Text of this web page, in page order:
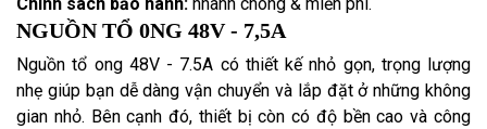
Chính sách bảo hành: nhanh chóng & miễn phí.
NGUỒN TỔ 0NG 48V - 7,5A
Nguồn tổ ong 48V - 7.5A có thiết kế nhỏ gọn, trọng lượng
nhẹ giúp bạn dễ dàng vận chuyển và lắp đặt ở những không
gian nhỏ. Bên cạnh đó, thiết bị còn có độ bền cao và công